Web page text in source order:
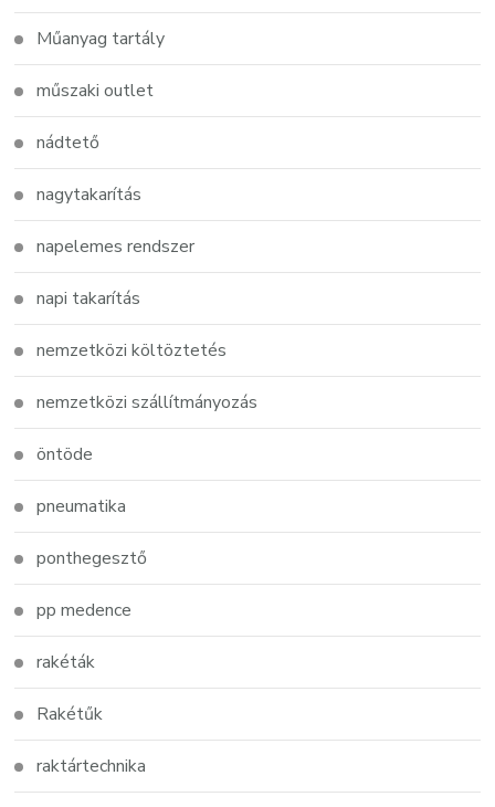
Műanyag tartály
műszaki outlet
nádtető
nagytakarítás
napelemes rendszer
napi takarítás
nemzetközi költöztetés
nemzetközi szállítmányozás
öntöde
pneumatika
ponthegesztő
pp medence
rakéták
Rakétűk
raktártechnika